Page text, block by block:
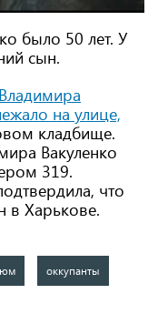
было 50 лет. У
сын.
на улице,
кладбище.
Вакуленко
319.
что
в Харькове.
оккупанты